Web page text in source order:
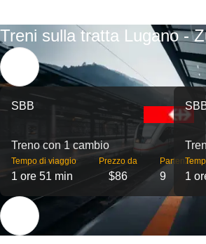
Treni sulla tratta Lugano -
SBB
Treno con 1 cambio
Tempo di viaggio
1 ore 51 min
Prezzo da
$86
Partenze
9 1